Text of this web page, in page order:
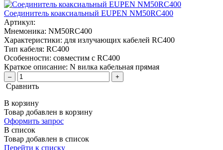
Соединитель коаксиальный EUPEN NM50RC400
Артикул:
Мнемоника: NM50RC400
Характеристики: для излучающих кабелей RC400
Тип кабеля: RC400
Особенности: совместим с RC400
Краткое описание: N вилка кабельная прямая
– +
Сравнить
В корзину
Товар добавлен в корзину
Оформить запрос
В список
Товар добавлен в список
Перейти к списку